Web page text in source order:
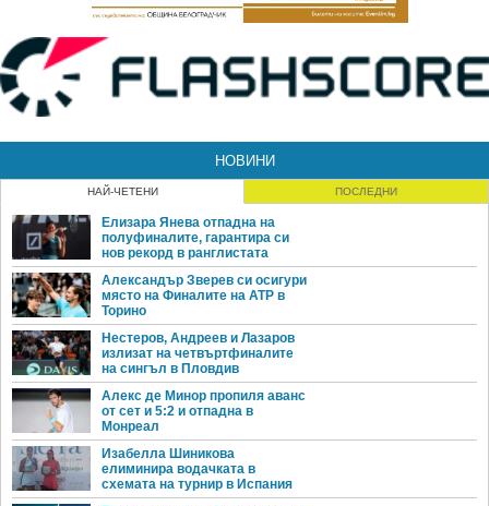
НОВИНИ
НАЙ-ЧЕТЕНИ ПОСЛЕДНИ
Елизара Янева отпадна на
полуфиналите, гарантира си
нов рекорд в ранглистата
Александър Зверев си осигури
място на Финалите на ATP в
Торино
Нестеров, Андреев и Лазаров
излизат на четвъртфиналите
на сингъл в Пловдив
Алекс де Минор пропиля аванс
от сет и 5:2 и отпадна в
Монреал
Изабелла Шиникова
елиминира водачката в
схемата на турнир в Испания